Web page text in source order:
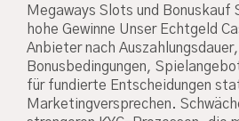
Megaways Slots und Bonuskauf
hohe Gewinne Unser Echtgeld
Anbieter nach Auszahlungsdauer,
Bonusbedingungen,
für fundierte Entscheidungen
Marketingversprechen.